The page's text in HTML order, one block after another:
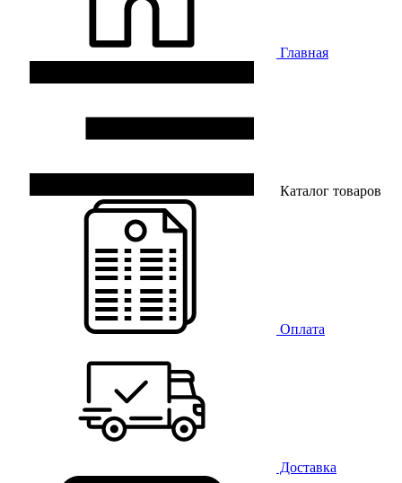
Главная
Каталог товаров
Оплата
Доставка